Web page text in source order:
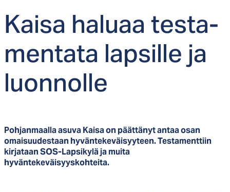
Kai­sa ha­luaa tes­ta­
men­ta­ta lap­sil­le ja
luon­nol­le
Pohjanmaalla asuva Kaisa on päättänyt antaa osan
omaisuudestaan hyväntekeväisyyteen. Testamenttiin
kirjataan SOS-Lapsikylä ja muita
hyväntekeväisyyskohteita.